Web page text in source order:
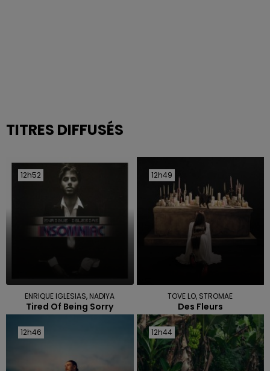
TITRES DIFFUSÉS
12h52
12h52
ENRIQUE IGLESIAS, NADIYA
Tired Of Being Sorry
12h49
12h49
TOVE LO, STROMAE
Des Fleurs
12h46
12h46 12h44
12h44